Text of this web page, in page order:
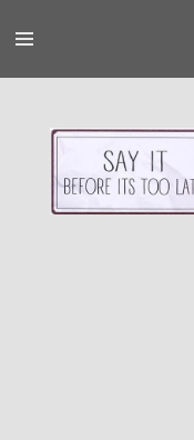
direct